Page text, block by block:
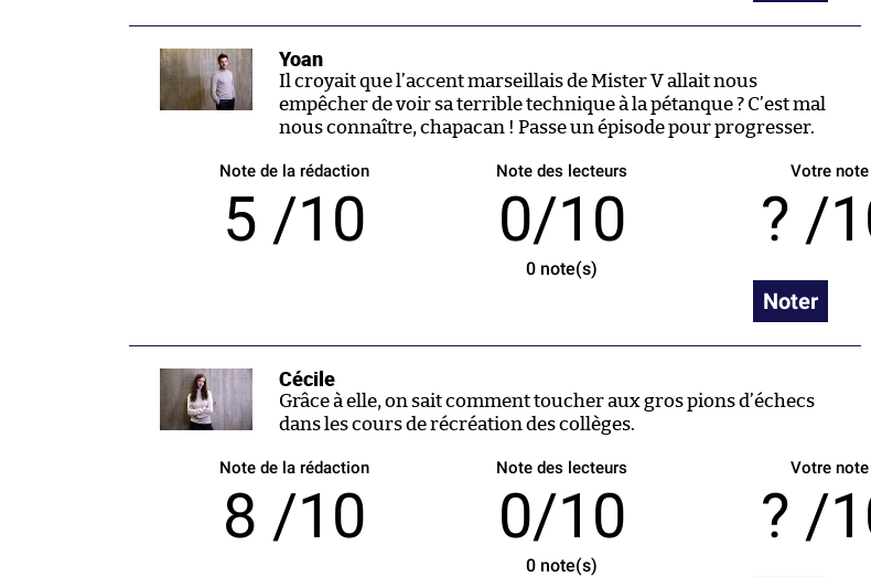
Yoan
Il croyait que l’accent marseillais de Mister V allait nous
empêcher de voir sa terrible technique à la pétanque ? C’est mal
nous connaître, chapacan ! Passe un épisode pour progresser.
Note de la rédaction
5 /10
Note des lecteurs
0/10
0 note(s)
Votre note
/
Noter
Cécile
Grâce à elle, on sait comment toucher aux gros pions d’échecs
dans les cours de récréation des collèges.
Note de la rédaction
8 /10
Note des lecteurs
0/10
0 note(s)
Votre note
/